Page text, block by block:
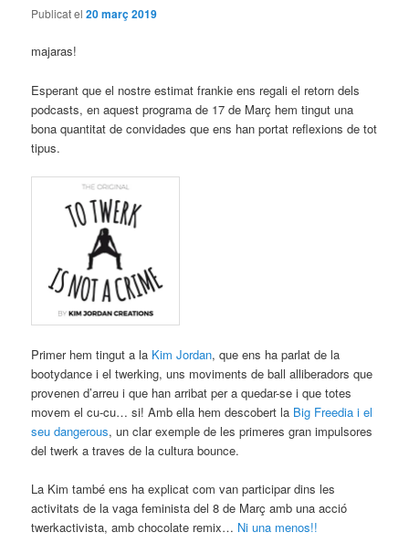
Publicat el20 març 2019
majaras!
Esperant que el nostre estimat frankie ens regali el retorn dels
podcasts, en aquest programa de 17 de Març hem tingut una
bona quantitat de convidades que ens han portat reflexions de tot
tipus.
Primer hem tingut a la Kim Jordan, que ens ha parlat de la
bootydance i el twerking, uns moviments de ball alliberadors que
provenen d’arreu i que han arribat per a quedar-se i que totes
movem el cu-cu… si! Amb ella hem descobert la Big Freedia i el
seu dangerous, un clar exemple de les primeres gran impulsores
del twerk a traves de la cultura bounce.
La Kim també ens ha explicat com van participar dins les
activitats de la vaga feminista del 8 de Març amb una acció
twerkactivista, amb chocolate remix… Ni una menos!!